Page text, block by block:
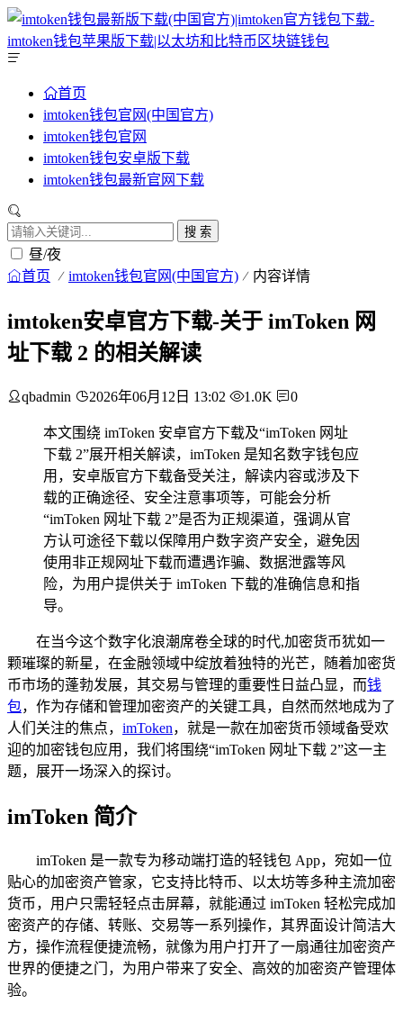
首页
imtoken钱包官网(中国官方)
imtoken钱包官网
imtoken钱包安卓版下载
imtoken钱包最新官网下载
搜 索
昼/夜
首页 imtoken钱包官网(中国官方) 内容详情
imtoken安卓官方下载-关于 imToken 网
址下载 2 的相关解读
qbadmin 2026年06月12日 13:02 1.0K 0
本文围绕 imToken 安卓官方下载及“imToken 网址
下载 2”展开相关解读，imToken 是知名数字钱包应
用，安卓版官方下载备受关注，解读内容或涉及下
载的正确途径、安全注意事项等，可能会分析
“imToken 网址下载 2”是否为正规渠道，强调从官
方认可途径下载以保障用户数字资产安全，避免因
使用非正规网址下载而遭遇诈骗、数据泄露等风
险，为用户提供关于 imToken 下载的准确信息和指
导。
在当今这个数字化浪潮席卷全球的时代,加密货币犹如一
颗璀璨的新星，在金融领域中绽放着独特的光芒，随着加密货
币市场的蓬勃发展，其交易与管理的重要性日益凸显，而钱
包，作为存储和管理加密资产的关键工具，自然而然地成为了
人们关注的焦点， imToken，就是一款在加密货币领域备受欢
迎的加密钱包应用，我们将围绕“imToken 网址下载 2”这一主
题，展开一场深入的探讨。
imToken 简介
imToken 是一款专为移动端打造的轻钱包 App，宛如一位
贴心的加密资产管家，它支持比特币、以太坊等多种主流加密
货币，用户只需轻轻点击屏幕，就能通过 imToken 轻松完成加
密资产的存储、转账、交易等一系列操作，其界面设计简洁大
方，操作流程便捷流畅，就像为用户打开了一扇通往加密资产
世界的便捷之门，为用户带来了安全、高效的加密资产管理体
验。